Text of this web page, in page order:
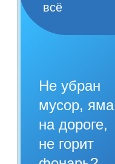
всё
Не убран
мусор, яма
на дороге,
не горит